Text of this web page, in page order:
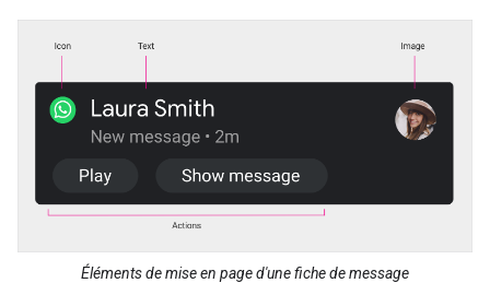
Éléments de mise en page d'une fiche de message